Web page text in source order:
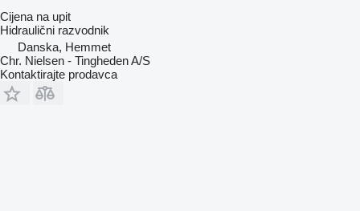
Cijena na upit
Hidraulični razvodnik
Danska, Hemmet
Chr. Nielsen - Tingheden A/S
Kontaktirajte prodavca